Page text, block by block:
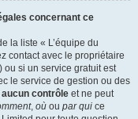
concernant ce
la liste « L’équipe du
contact avec le propriétaire
) ou si un service gratuit est
le service de gestion ou des
aucun contrôle et ne peut
, où ou par qui ce